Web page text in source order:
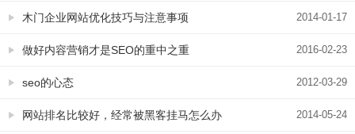
该这样做 2014-01-17
木门企业网站优化技巧与注意事项
2016-02-23
做好内容营销才是SEO的重中之重
2012-03-29
seo的心态
2014-05-24
网站排名比较好，经常被黑客挂马怎么办